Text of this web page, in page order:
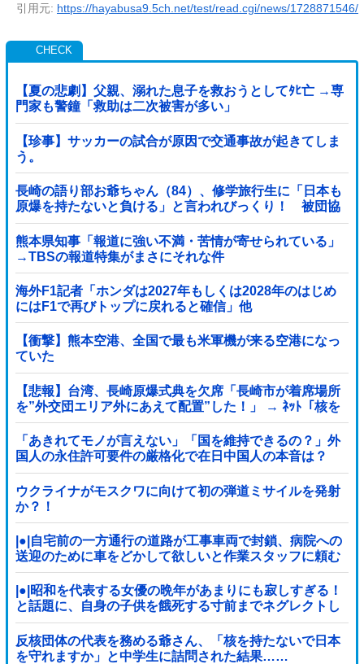
引用元: https://hayabusa9.5ch.net/test/read.cgi/news/1728871546/
【夏の悲劇】父親、溺れた息子を救おうとしてﾀﾋ亡 →専
門家も警鐘「救助は二次被害が多い」
【珍事】サッカーの試合が原因で交通事故が起きてしま
う。
長崎の語り部お爺ちゃん（84）、修学旅行生に「日本も
原爆を持たないと負ける」と言われびっくり！ 被団協
代表（85）も中学生に「核を持たないで日本...
熊本県知事「報道に強い不満・苦情が寄せられている」
→TBSの報道特集がまさにそれな件
海外F1記者「ホンダは2027年もしくは2028年のはじめ
にはF1で再びトップに戻れると確信」他
【衝撃】熊本空港、全国で最も米軍機が来る空港になっ
ていた
【悲報】台湾、長崎原爆式典を欠席「長崎市が着席場所
を”外交団エリア外にあえて配置”した！」 → ﾈｯﾄ「核を
持つ中国に屈指した！」「失礼すぎ」「台湾は筋通し
た！」ｗｗｗｗｗ
「あきれてモノが言えない」「国を維持できるの？」外
国人の永住許可要件の厳格化で在日中国人の本音は？
ウクライナがモスクワに向けて初の弾道ミサイルを発射
か？！
|●|自宅前の一方通行の道路が工事車両で封鎖、病院への
送迎のために車をどかして欲しいと作業スタッフに頼む
と……
|●|昭和を代表する女優の晩年があまりにも寂しすぎる！
と話題に、自身の子供を餓死する寸前までネグレクトし
た挙句……
反核団体の代表を務める爺さん、「核を持たないで日本
を守れますか」と中学生に詰問された結果……